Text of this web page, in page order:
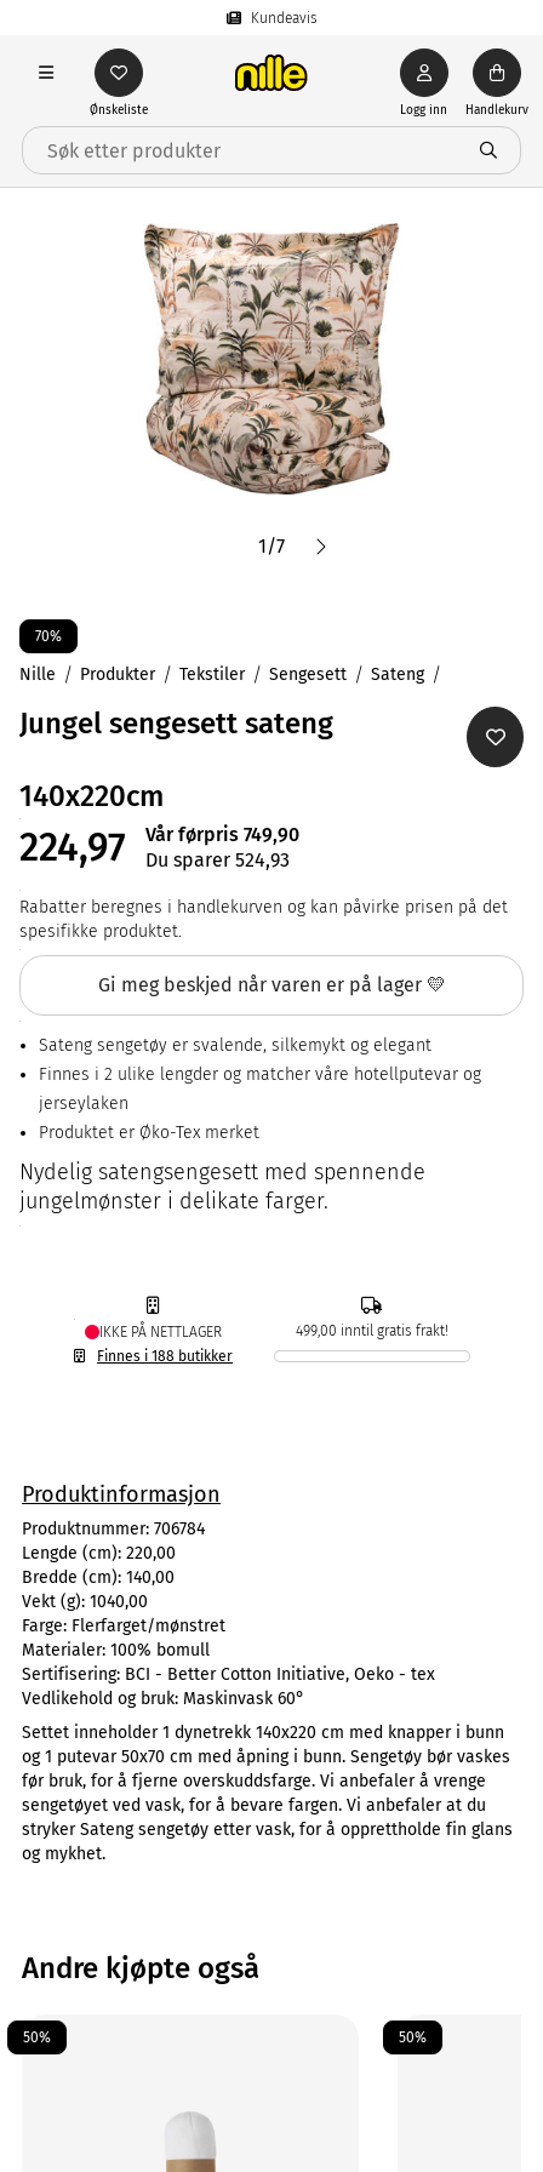
Kundeavis
Ønskeliste Logg inn Handlekurv
1/7
70%
Nille Produkter Tekstiler Sengesett Sateng
Jungel sengesett sateng
140x220cm
224,97
Vår førpris 749,90
Du sparer 524,93
Rabatter beregnes i handlekurven og kan påvirke prisen på det
spesifikke produktet.
Gi meg beskjed når varen er på lager 💛
Sateng sengetøy er svalende, silkemykt og elegant
Finnes i 2 ulike lengder og matcher våre hotellputevar og
jerseylaken
Produktet er Øko-Tex merket
Nydelig satengsengesett med spennende
jungelmønster i delikate farger.
IKKE PÅ NETTLAGER
Finnes i 188 butikker
499,00 inntil gratis frakt!
Produktinformasjon
Produktnummer: 706784
Lengde (cm): 220,00
Bredde (cm): 140,00
Vekt (g): 1040,00
Farge: Flerfarget/mønstret
Materialer: 100% bomull
Sertifisering: BCI - Better Cotton Initiative, Oeko - tex
Vedlikehold og bruk: Maskinvask 60°
Settet inneholder 1 dynetrekk 140x220 cm med knapper i bunn
og 1 putevar 50x70 cm med åpning i bunn. Sengetøy bør vaskes
før bruk, for å fjerne overskuddsfarge. Vi anbefaler å vrenge
sengetøyet ved vask, for å bevare fargen. Vi anbefaler at du
stryker Sateng sengetøy etter vask, for å opprettholde fin glans
og mykhet.
Andre kjøpte også
50% 50%